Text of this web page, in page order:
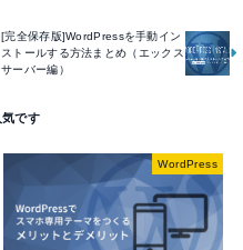
[完全保存版]WordPressを手動イン
ストールする方法まとめ（エックス
サーバー編）
WordPress